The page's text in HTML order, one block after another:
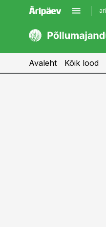
kaubandus.ee
kinnisvarauudised.ee
Avaleht Kõik lood